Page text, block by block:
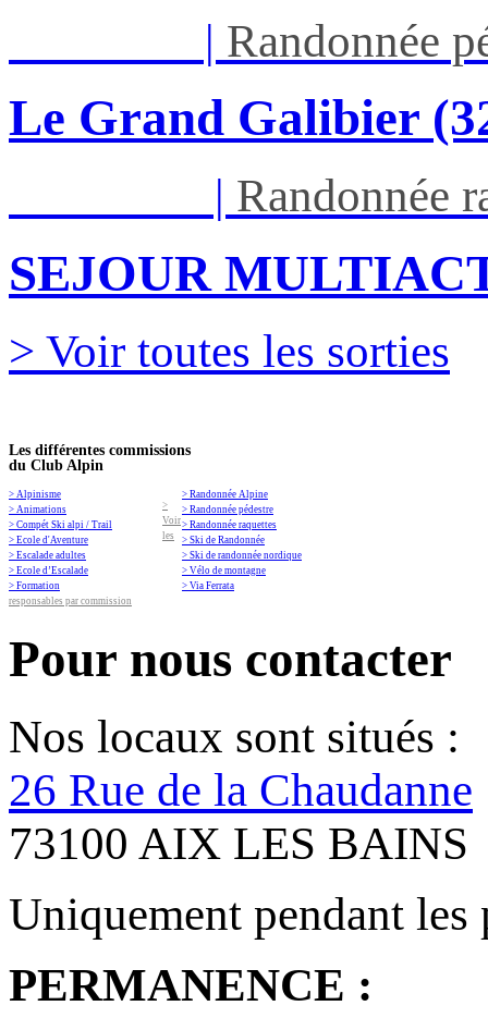
| Randonnée
Le Grand Galibier
| Randonnée
SEJOUR
> Voir toutes les sorties
Les différentes commissions
du Club Alpin
> Alpinisme
> Animations
> Compét Ski alpi / Trail
> Ecole d'Aventure
> Escalade adultes
> Ecole d’Escalade
> Formation
> Randonnée Alpine
> Randonnée pédestre
> Randonnée raquettes
> Ski de Randonnée
> Ski de randonnée nordique
> Vélo de montagne
> Via Ferrata
>
Voir
les
responsables par commission
Pour nous contacter
Nos locaux sont situés :
26 Rue de la Chaudanne
73100 AIX LES BAINS
Uniquement pendant les
PERMANENCE :